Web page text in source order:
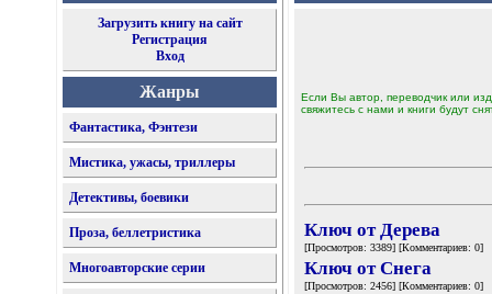
Загрузить книгу на сайт
Регистрация
Вход
Жанры
Фантастика, Фэнтези
Мистика, ужасы, триллеры
Детективы, боевики
Проза, беллетристика
Многоавторские серии
Если Вы автор, переводчик или
свяжитесь с нами и книги будут
Ключ от Дерева
[Просмотров: 3389] [Комментариев: 0]
Ключ от Снега
[Просмотров: 2456] [Комментариев: 0]